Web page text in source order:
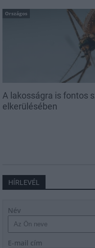
Országos
A lakosságra is fontos
elkerülésében
HÍRLEVÉL
Név
E-mail cím